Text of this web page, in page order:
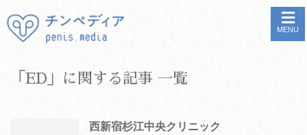
MENU
「ED」に関する記事 一覧
西新宿杉江中央クリニック